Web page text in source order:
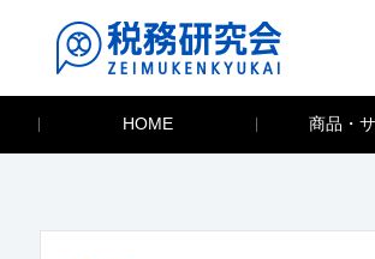
HOME 商品・